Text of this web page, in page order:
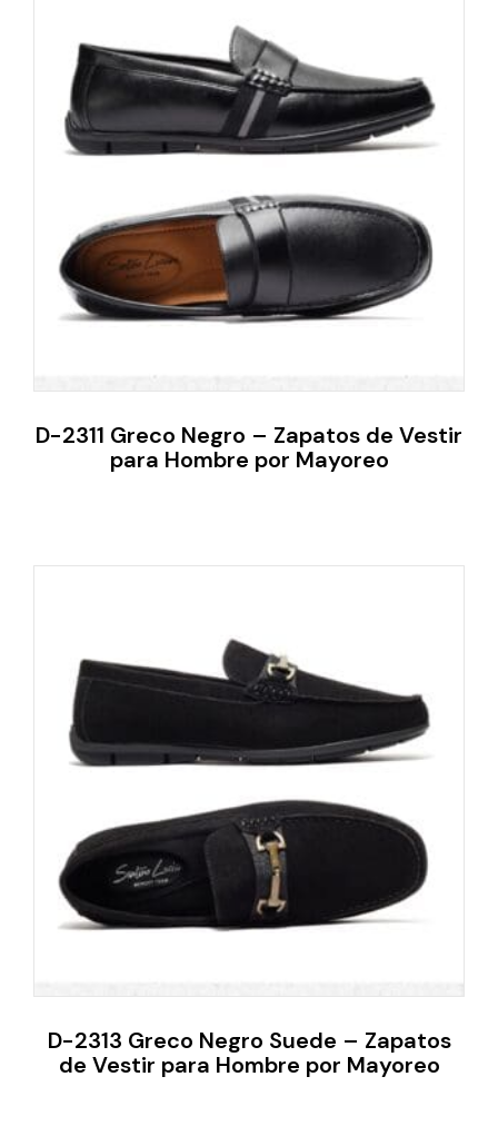
D-2311 Greco Negro – Zapatos de Vestir
para Hombre por Mayoreo
D-2313 Greco Negro Suede – Zapatos
de Vestir para Hombre por Mayoreo